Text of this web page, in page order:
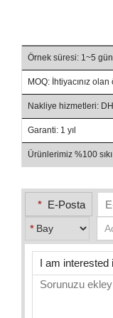
Örnek süresi: 1~5 gün
MOQ: İhtiyacınız
Nakliye hizmetleri:
Garanti: 1 yıl
Ürünlerimiz %100
* E-Posta
*